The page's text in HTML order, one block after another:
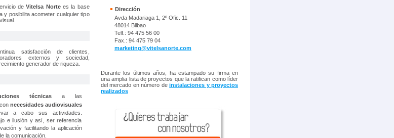
deVitelsa Nortees la base
y posibilita acometer cualquier tipo
satisfacción de clientes,
externos y sociedad,
generador de riqueza.
técnicasa las
necesidades audiovisuales
a cabo sus actividades.
e ilusión y así, ser referencia
y facilitando la aplicación
la comunicación.
Dirección
Avda Madariaga 1, 2º Ofic. 11
48014 Bilbao
Telf.: 94 475 56 00
Fax.: 94 475 79 04
marketing@vitelsanorte.com
Durante los últimos años, ha estampado su firma en
una amplia lista de proyectos que la ratifican como líder
del mercado en número deinstalaciones y proyectos
realizados